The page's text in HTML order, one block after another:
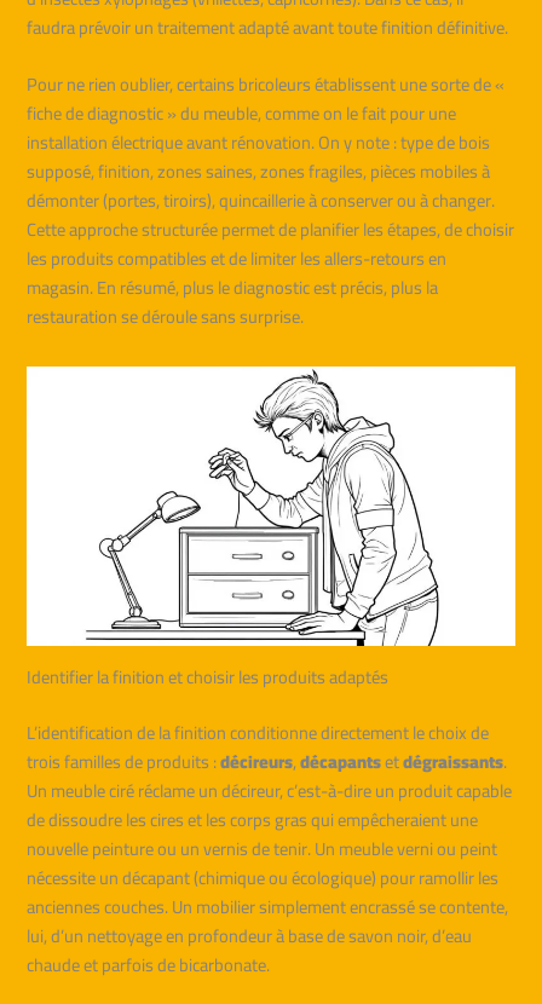
faudra prévoir un traitement adapté avant toute finition définitive.
Pour ne rien oublier, certains bricoleurs établissent une sorte de «
fiche de diagnostic » du meuble, comme on le fait pour une
installation électrique avant rénovation. On y note : type de bois
supposé, finition, zones saines, zones fragiles, pièces mobiles à
démonter (portes, tiroirs), quincaillerie à conserver ou à changer.
Cette approche structurée permet de planifier les étapes, de choisir
les produits compatibles et de limiter les allers-retours en
magasin. En résumé, plus le diagnostic est précis, plus la
restauration se déroule sans surprise.
Identifier la finition et choisir les produits adaptés
L’identification de la finition conditionne directement le choix de
trois familles de produits :décireurs,décapantsetdégraissants.
Un meuble ciré réclame un décireur, c’est-à-dire un produit capable
de dissoudre les cires et les corps gras qui empêcheraient une
nouvelle peinture ou un vernis de tenir. Un meuble verni ou peint
nécessite un décapant (chimique ou écologique) pour ramollir les
anciennes couches. Un mobilier simplement encrassé se contente,
lui, d’un nettoyage en profondeur à base de savon noir, d’eau
chaude et parfois de bicarbonate.